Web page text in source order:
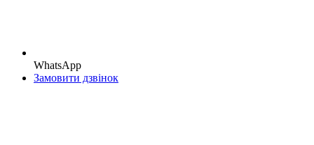
WhatsApp
Замовити дзвінок